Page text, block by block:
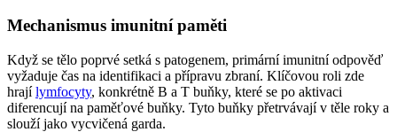
Mechanismus imunitní paměti
Když se tělo poprvé setká s patogenem, primární imunitní odpověď
vyžaduje čas na identifikaci a přípravu zbraní. Klíčovou roli zde
hrajílymfocyty, konkrétně B a T buňky, které se po aktivaci
diferencují na paměťové buňky. Tyto buňky přetrvávají v těle roky a
slouží jako vycvičená garda.